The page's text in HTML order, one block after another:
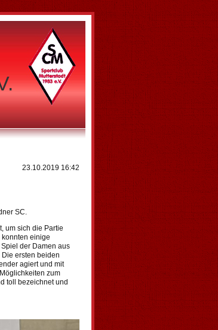
23.10.2019 16:42
SC.
um sich die Partie
konnten einige
der Damen aus
ersten beiden
agiert und mit
zum
toll bezeichnet und